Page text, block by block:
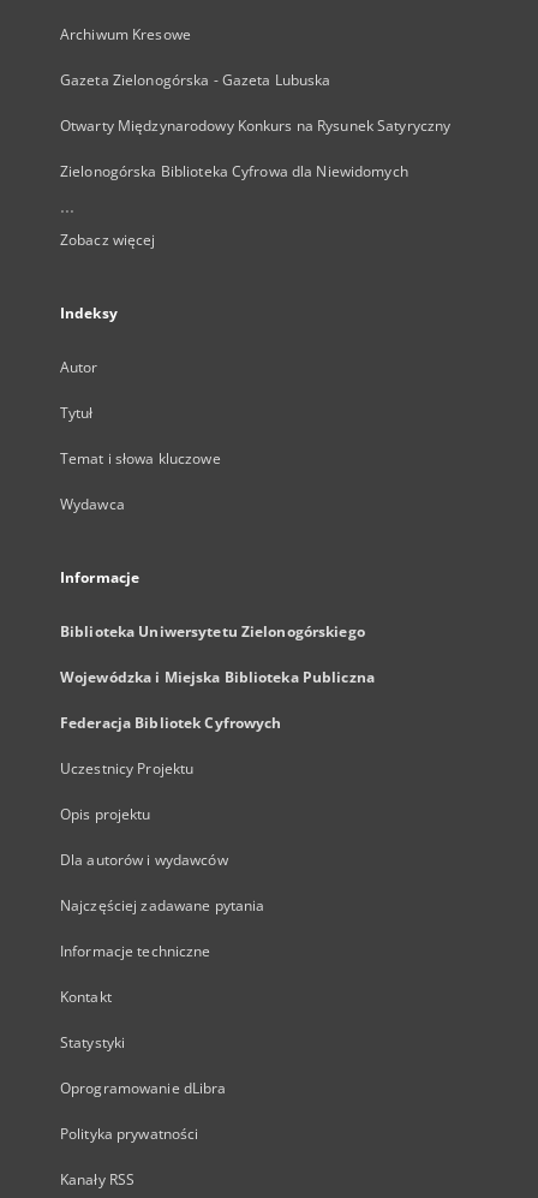
Archiwum Kresowe
Gazeta Zielonogórska - Gazeta Lubuska
Otwarty Międzynarodowy Konkurs na Rysunek Satyryczny
Zielonogórska Biblioteka Cyfrowa dla Niewidomych
...
Zobacz więcej
Indeksy
Autor
Tytuł
Temat i słowa kluczowe
Wydawca
Informacje
Biblioteka Uniwersytetu Zielonogórskiego
Wojewódzka i Miejska Biblioteka Publiczna
Federacja Bibliotek Cyfrowych
Uczestnicy Projektu
Opis projektu
Dla autorów i wydawców
Najczęściej zadawane pytania
Informacje techniczne
Kontakt
Statystyki
Oprogramowanie dLibra
Polityka prywatności
Kanały RSS